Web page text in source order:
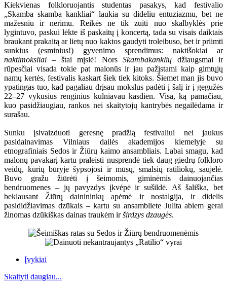
Kiekvienas folkloruojantis studentas pasakys, kad festivalio
„Skamba skamba kankliai“ laukia su dideliu entuziazmu, bet ne
mažesniu ir nerimu. Reikės ne tik zuiti nuo skalbyklės prie
lygintuvo, paskui lėkte iš paskaitų į koncertą, tada su visais daiktais
braukant prakaitą ar lietų nuo kaktos gaudyti troleibuso, bet ir priimti
sunkius (esminius!) gyvenimo sprendimus: naktišokiai ar
naktimoksliai– štai mįslė! NorsSkambakanklių džiaugsmai ir
rūpesčiai visada tokie pat malonūs ir jau pažįstami kaip gimtųjų
namų kertės, festivalis kaskart šiek tiek kitoks. Šiemet man jis buvo
ypatingas tuo, kad pagaliau drįsau mokslus padėti į šalį ir į gegužės
22–27 vykusius renginius kulniavau kasdien. Visa, ką pamačiau,
kuo pasidžiaugiau, rankos nei skaitytojų kantrybės negailėdama ir
surašau.
Sunku įsivaizduoti geresnę pradžią festivaliui nei jaukus
pasidainavimas Vilniaus dailės akademijos kiemelyje su
etnografiniais Sedos ir Žiūrų kaimo ansambliais. Labai smagu, kad
malonų pavakarį kartu praleisti nusprendė tiek daug giedrų folkloro
veidų, kurių būryje šypsojosi ir mūsų, smalsių ratiliokų, saujelė.
Buvo gražu žiūrėti į šeimomis, giminėmis dainuojančias
bendruomenes – jų pavyzdys įkvėpė ir sušildė. Aš šališka, bet
beklausant Žiūrų dainininkų apėmė ir nostalgija, ir didelis
pasididžiavimas dzūkais – kartu su ansambliete Julita abiem gerai
žinomas dzūkiškas dainas traukėm irširdzys dzaugės.
Įvykiai
Skaityti daugiau...